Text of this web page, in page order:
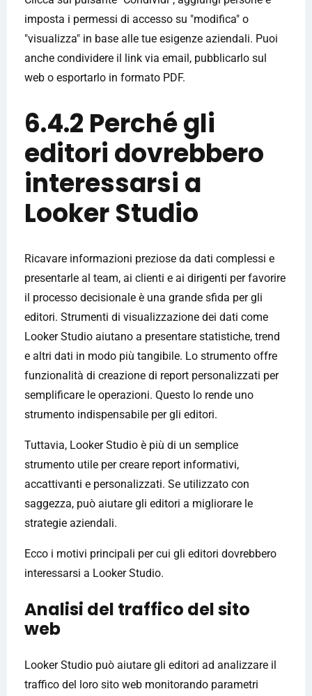
imposta i permessi di accesso su "modifica" o
"visualizza" in base alle tue esigenze aziendali. Puoi
anche condividere il link via email, pubblicarlo sul
web o esportarlo in formato PDF.
6.4.2 Perché gli
editori dovrebbero
interessarsi a
Looker Studio
Ricavare informazioni preziose da dati complessi e
presentarle al team, ai clienti e ai dirigenti per favorire
il processo decisionale è una grande sfida per gli
editori. Strumenti di visualizzazione dei dati come
Looker Studio aiutano a presentare statistiche, trend
e altri dati in modo più tangibile. Lo strumento offre
funzionalità di creazione di report personalizzati per
semplificare le operazioni. Questo lo rende uno
strumento indispensabile per gli editori.
Tuttavia, Looker Studio è più di un semplice
strumento utile per creare report informativi,
accattivanti e personalizzati. Se utilizzato con
saggezza, può aiutare gli editori a migliorare le
strategie aziendali.
Ecco i motivi principali per cui gli editori dovrebbero
interessarsi a Looker Studio.
Analisi del traffico del sito
web
Looker Studio può aiutare gli editori ad analizzare il
traffico del loro sito web monitorando parametri